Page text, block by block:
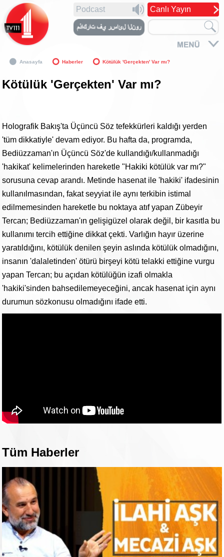
Canlı Yayın
Podcast
Anasayfa Haberler Kötülük 'Gerçekten' Var mı?
Kötülük 'Gerçekten' Var mı?
Holografik Bakış'ta Üçüncü Söz tefekkürleri kaldığı yerden
'tüm dikkatiyle' devam ediyor. Bu hafta da, programda,
Bediüzzaman'ın Üçüncü Söz'de kullandığı/kullanmadığı
'hakikat' kelimelerinden hareketle "Hakiki kötülük var mı?"
sorusuna cevap arandı. Metinde hasenat ile 'hakiki' ifadesinin
kullanılmasından, fakat seyyiat ile aynı terkibin istimal
edilmemesinden hareketle bu noktaya atıf yapan Zübeyir
Tercan; Bediüzzaman'ın gelişigüzel olarak değil, bir kasıtla bu
kullanımı tercih ettiğine dikkat çekti. Varlığın hayır üzerine
yaratıldığını, kötülük denilen şeyin aslında kötülük olmadığını,
insanın 'dalaletinden' ötürü birşeyi kötü telakki ettiğine vurgu
yapan Tercan; bu açıdan kötülüğün izafi olmakla
'hakiki'sinden bahsedilemeyeceğini, ancak hasenat için aynı
durumun sözkonusu olmadığını ifade etti.
Tüm Haberler